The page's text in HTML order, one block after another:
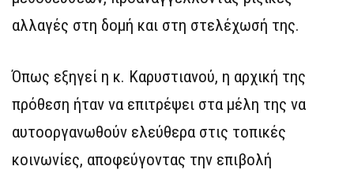
αλλαγές στη δομή και στη στελέχωσή της.
Όπως εξηγεί η κ. Καρυστιανού, η αρχική της
πρόθεση ήταν να επιτρέψει στα μέλη της να
αυτοοργανωθούν ελεύθερα στις τοπικές
κοινωνίες, αποφεύγοντας την επιβολή